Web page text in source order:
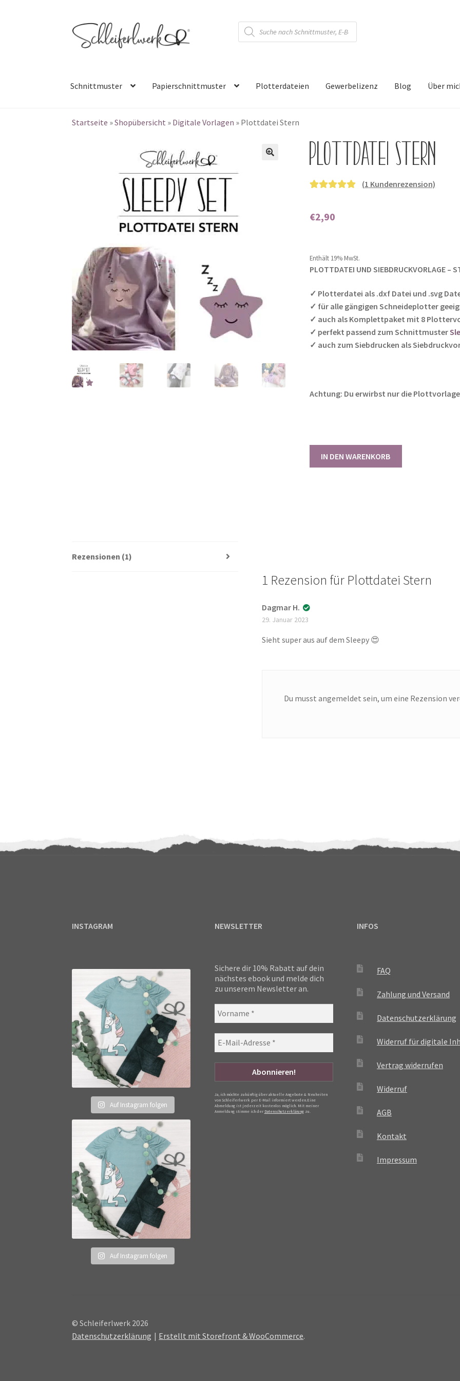
Zur
Navigation
Zum
Inhalt
Products
search
Schnittmuster Papierschnittmuster Plotterdateien Gewerbelizenz Blog Über
Startseite »Shopübersicht » Digitale Vorlagen » Plottdatei Stern
Plottdatei Stern
basierend auf
(1 Kundenrezension)
€2,90
Enthält 19% MwSt.
PLOTTDATEI UND SIEBDRUCKVORLAGE –
✓ Plotterdatei als .dxf Datei und .svg
✓ für alle gängigen Schneideplotter
✓ auch als Komplettpaket mit 8
✓ perfekt passend zum Schnittmuster
✓ auch zum Siebdrucken als
Achtung: Du erwirbst nur die
IN DEN WARENKORB
Rezensionen (1)
1 Rezension für Plottdatei Stern
Dagmar H.
29. Januar 2023
Sieht super aus auf dem Sleepy 😍
Du musst angemeldet sein, um eine Rezension
INSTAGRAM
Auf Instagram folgen
Auf Instagram folgen
NEWSLETTER
Sichere dir 10% Rabatt auf dein
nächstes ebook und melde dich
zu unserem Newsletter an.
Ja, ich möchte zukünftig über aktuelle Angebote & Neuheiten
von Schleiferlwerk per E-Mail informiert werden.Eine
Abmeldung ist jederzeit kostenlos möglich. Mit meiner
Anmeldung stimme ich der Datenschutzerklärungzu.
INFOS
FAQ
Zahlung und Versand
Datenschutzerklärung
Widerruf für digitale
Vertrag widerrufen
Widerruf
AGB
Kontakt
Impressum
© Schleiferlwerk 2026
Datenschutzerklärung
Erstellt mit Storefront & WooCommerce.